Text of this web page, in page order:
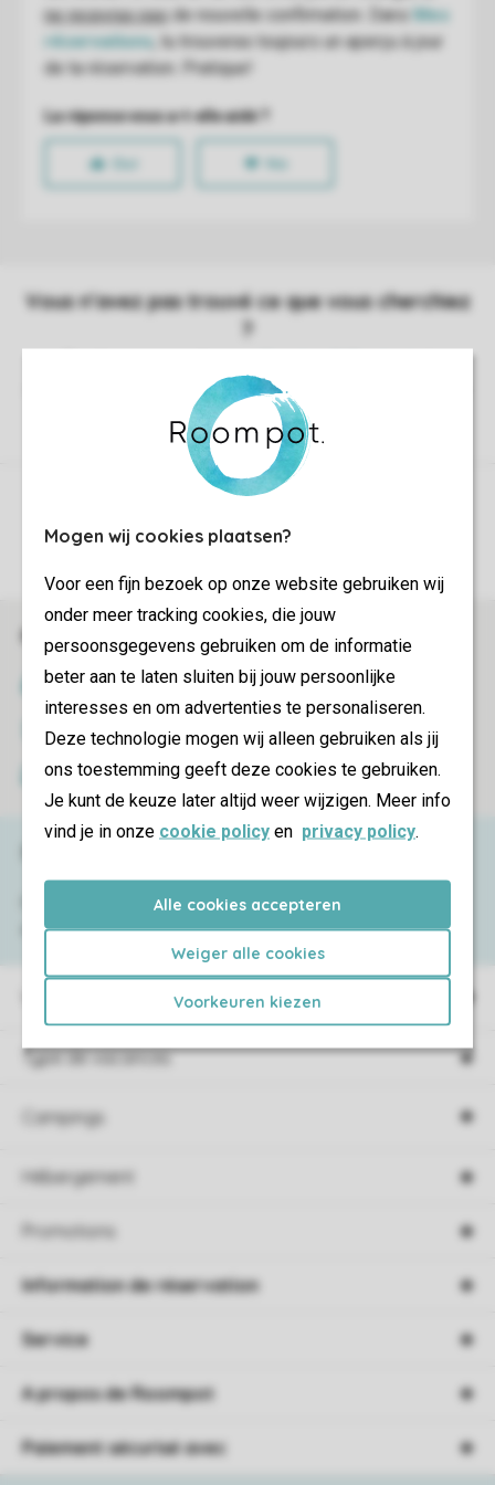
Mogen wij cookies plaatsen?
Voor een fijn bezoek op onze website gebruiken wij
onder meer tracking cookies, die jouw
persoonsgegevens gebruiken om de informatie
beter aan te laten sluiten bij jouw persoonlijke
interesses en om advertenties te personaliseren.
Deze technologie mogen wij alleen gebruiken als jij
ons toestemming geeft deze cookies te gebruiken.
Je kunt de keuze later altijd weer wijzigen. Meer info
vind je in onze cookie policy en privacy policy.
Alle cookies accepteren
Weiger alle cookies
Voorkeuren kiezen
Contrôle de votre propre vie privée
Plus d’infos et préférences
Réservations en ligne rapides et sécurisées
Certificat SSL
Transmission sécurisée des données
Paiement sécurisé
Villages de vacances
Type de vacances
Campings
Hébergement
Promotions
Consultez la foire auxquestions ou
contactez notreContact Center.
Information de réservation
Service
A propos de Roompot
Paiement sécurisé avec